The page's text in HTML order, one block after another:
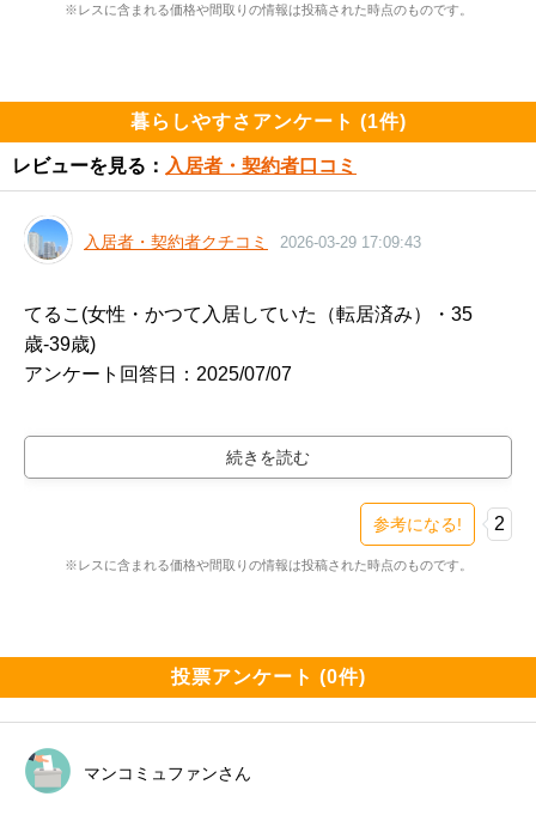
H-A3g　3LDK　75m2
1階　3800万円　坪単価167万円
4階　5500万円　坪単価212万円
3階　5000万円　坪単価196万円
G2-D　4LDK　86.13m2
H-A3r1　4LDK　87.36m2
※レスに含まれる価格や間取りの情報は投稿された時点のものです。
暮らしやすさアンケート (1件)
レビューを見る： 入居者・契約者口コミ
入居者・契約者クチコミ 2026-03-29 17:09:43
てるこ(女性・かつて入居していた（転居済み）・35
歳-39歳)
アンケート回答日：2025/07/07
━━━━━━━━━━━━━━━━━━━
シティテラス八千代緑が丘ブリーズコート（新築・
━━━━━━━━━━━━━━━━━━━
住まい環境について良い点、気になる点
駅からとても近いので便利。
参考になる! 2
※レスに含まれる価格や間取りの情報は投稿された時点のものです。
投票アンケート (0件)
マンコミュファンさん